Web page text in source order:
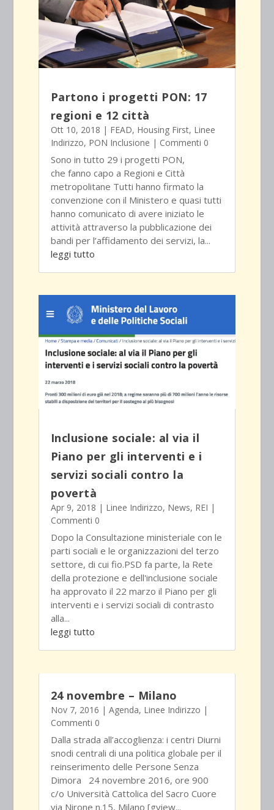
Partono i progetti PON: 17
regioni e 12 città
Ott 10, 2018 | FEAD, Housing First, Linee
Indirizzo, PON Inclusione | Commenti 0
Sono in tutto 29 i progetti PON,
che fanno capo a Regioni e Città
metropolitane Tutti hanno firmato la
convenzione con il Ministero e quasi tutti
hanno comunicato di avere iniziato le
attività attraverso la pubblicazione dei
bandi per l’affidamento dei servizi, la...
leggi tutto
Inclusione sociale: al via il
Piano per gli interventi e i
servizi sociali contro la
povertà
Apr 9, 2018 | Linee Indirizzo, News, REI |
Commenti 0
Dopo la Consultazione ministeriale con le
parti sociali e le organizzazioni del terzo
settore, di cui fio.PSD fa parte, la Rete
della protezione e dell'inclusione sociale
ha approvato il 22 marzo il Piano per gli
interventi e i servizi sociali di contrasto
alla...
leggi tutto
24 novembre – Milano
Nov 7, 2016 | Agenda, Linee Indirizzo |
Commenti 0
Dalla strada all’accoglienza: i centri Diurni
snodi centrali di una politica globale per il
reinserimento delle Persone Senza
Dimora 24 novembre 2016, ore 900
c/o Università Cattolica del Sacro Cuore
via Nirone n.15, Milano [gview...